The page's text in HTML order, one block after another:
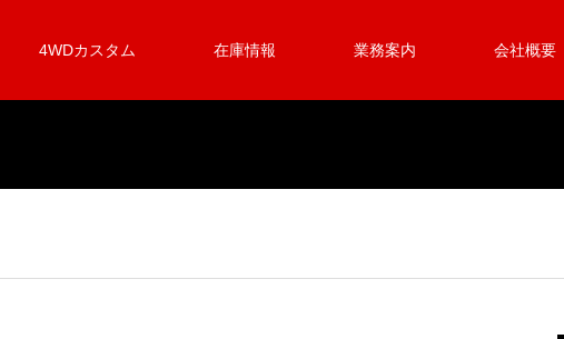
4WDカスタム 在庫情報 業務案内 会社概要